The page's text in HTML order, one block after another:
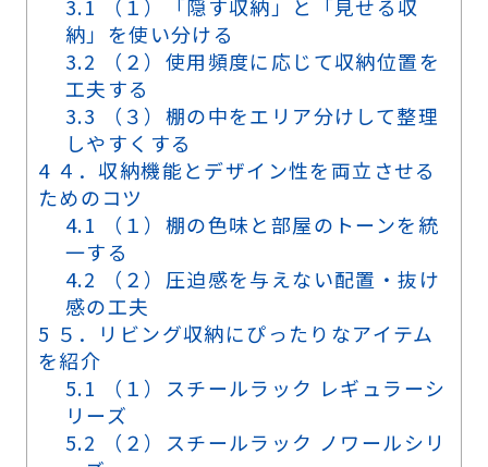
3.1 （１）「隠す収納」と「見せる収
納」を使い分ける
3.2 （２）使用頻度に応じて収納位置を
工夫する
3.3 （３）棚の中をエリア分けして整理
しやすくする
4 ４．収納機能とデザイン性を両立させる
ためのコツ
4.1 （１）棚の色味と部屋のトーンを統
一する
4.2 （２）圧迫感を与えない配置・抜け
感の工夫
5 ５．リビング収納にぴったりなアイテム
を紹介
5.1 （１）スチールラック レギュラーシ
リーズ
5.2 （２）スチールラック ノワールシリ